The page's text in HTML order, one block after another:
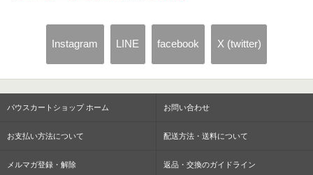
Instagram LINE facebook X (twitter)
パウスカートショップ ホーム お問い合わせ
お支払い方法について 配送方法・送料について
メルマガ登録・解除 返品・交換のガイドライン